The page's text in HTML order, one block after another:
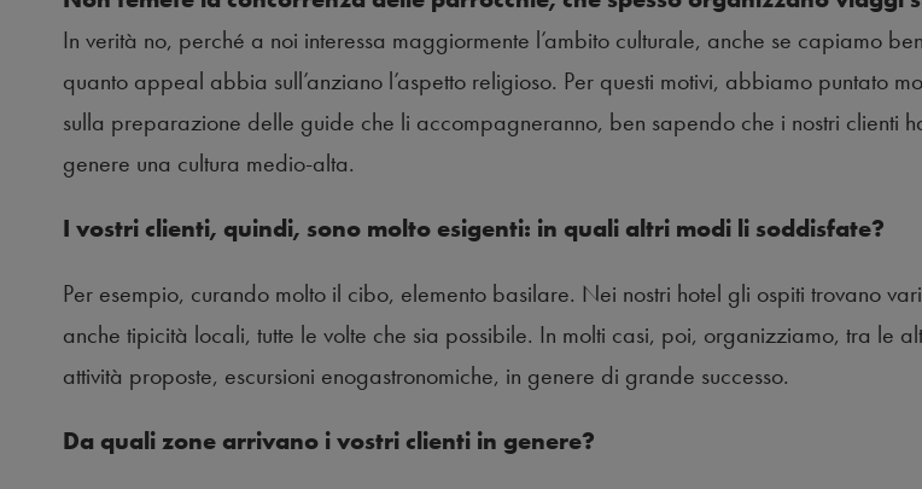
In verità no, perché a noi interessa maggiormente l’ambito culturale, anche se capiamo
quanto appeal abbia sull’anziano l’aspetto religioso. Per questi motivi, abbiamo puntato
sulla preparazione delle guide che li accompagneranno, ben sapendo che i nostri clienti
genere una cultura medio-alta.
I vostri clienti, quindi, sono molto esigenti: in quali altri modi li soddisfate?
Per esempio, curando molto il cibo, elemento basilare. Nei nostri hotel gli ospiti trovano
anche tipicità locali, tutte le volte che sia possibile. In molti casi, poi, organizziamo, tra le
attività proposte, escursioni enogastronomiche, in genere di grande successo.
Da quali zone arrivano i vostri clienti in genere?